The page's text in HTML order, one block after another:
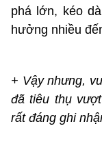
phá lớn, kéo
hưởng nhiều
+ Vậy nhưng,
đã tiêu thụ
rất đáng ghi